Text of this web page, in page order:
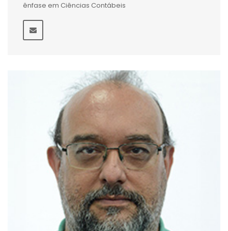
ênfase em Ciências Contábeis